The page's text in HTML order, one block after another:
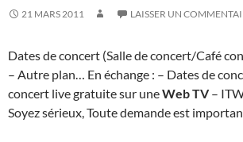
21 MARS 2011 LAISSER UN
Dates de concert (Salle de concert/Café
– Autre plan… En échange : – Dates de
concert live gratuite sur uneWeb TV–
Soyez sérieux, Toute demande est